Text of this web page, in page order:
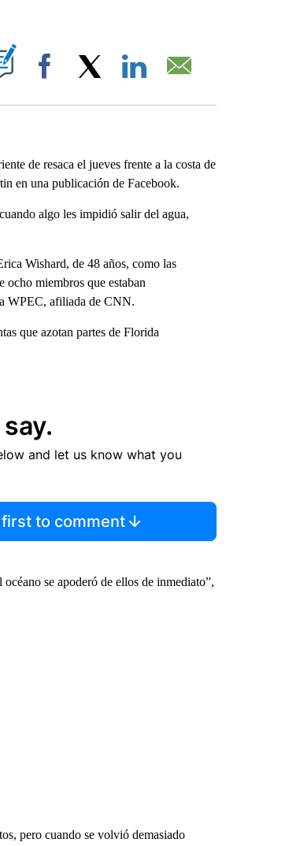
ON "".
Facebook
de resaca el jueves frente a la costa de
en una publicación de Facebook.
algo les impidió salir del agua,
Wishard, de 48 años, como las
miembros que estaban
WPEC, afiliada de CNN.
que azotan partes de Florida
and let us know what you
to comment
se apoderó de ellos de inmediato”,
pero cuando se volvió demasiado